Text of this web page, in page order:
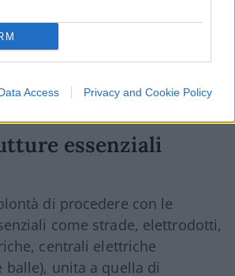
Access Privacy and Cookie Policy
Serve, innanzitutto, la
tirare in ballo la
ridicoli schermi.
essenziali
di procedere con le
come strade, elettrodotti,
centrali elettriche
unita a quella di